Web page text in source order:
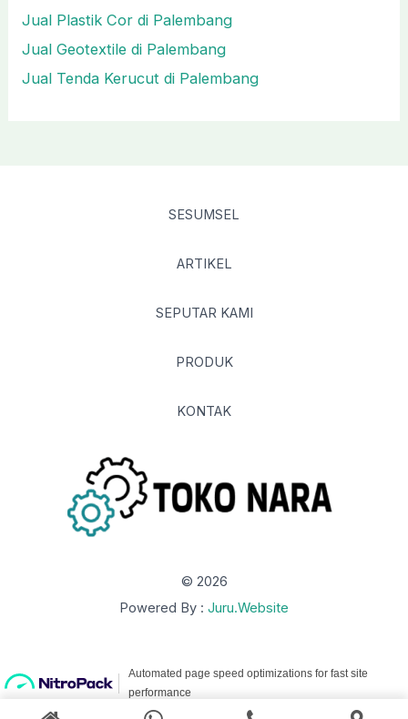
Jual Plastik Cor di Palembang
Jual Geotextile di Palembang
Jual Tenda Kerucut di Palembang
SESUMSEL
ARTIKEL
SEPUTAR KAMI
PRODUK
KONTAK
© 2026
Powered By : Juru.Website